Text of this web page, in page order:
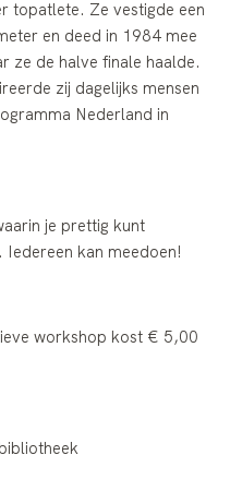
topatlete. Ze vestigde een
en deed in 1984 mee
ze de halve finale haalde.
zij dagelijks mensen
Nederland in
je prettig kunt
Iedereen kan meedoen!
workshop kost € 5,00